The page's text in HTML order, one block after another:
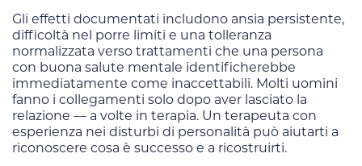
Gli effetti documentati includono ansia persistente,
difficoltà nel porre limiti e una tolleranza
normalizzata verso trattamenti che una persona
con buona salute mentale identificherebbe
immediatamente come inaccettabili. Molti uomini
fanno i collegamenti solo dopo aver lasciato la
relazione — a volte in terapia. Un terapeuta con
esperienza nei disturbi di personalità può aiutarti a
riconoscere cosa è successo e a ricostruirti.